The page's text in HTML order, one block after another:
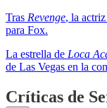
Tras Revenge, la
para Fox.
La estrella de Loca
de Las Vegas en la
Críticas de